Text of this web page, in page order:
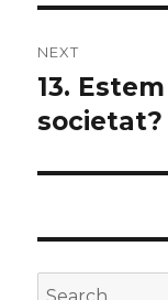
NEXT
Next
post:
13.
societat?
Search